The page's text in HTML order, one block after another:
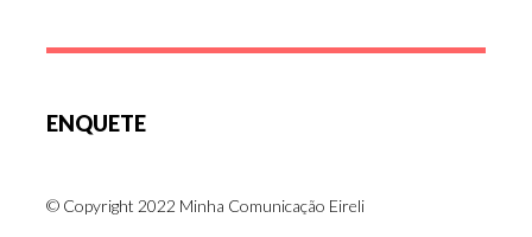
ENQUETE
© Copyright 2022 Minha Comunicação Eireli